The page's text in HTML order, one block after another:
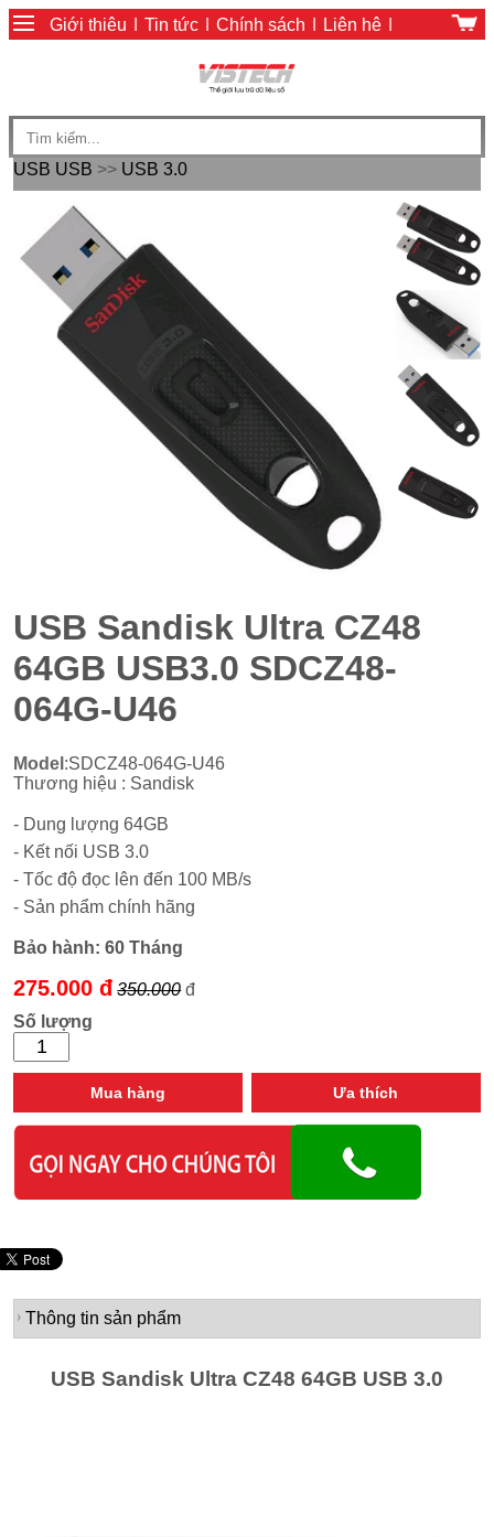
Giới thiệu Tin tức Chính sách Liên hệ
Giỏ hàng|Chính sách thanh toán
USB USB >> USB 3.0
USB Sandisk Ultra CZ48
64GB USB3.0 SDCZ48-
064G-U46
Model :SDCZ48-064G-U46
Thương hiệu : Sandisk
- Dung lượng 64GB
- Kết nối USB 3.0
- Tốc độ đọc lên đến 100 MB/s
- Sản phẩm chính hãng
Bảo hành:60 Tháng
275.000 đ 350.000đ
Số lượng
Mua hàng Ưa thích
Thông tin sản phẩm
USB Sandisk Ultra CZ48 64GB USB 3.0